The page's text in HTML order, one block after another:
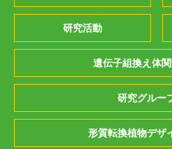
研究活動
遺伝子組換え体
研究グルー
形質転換植物デザ